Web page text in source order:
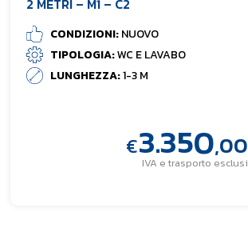
CONDIZIONI:NUOVO
TIPOLOGIA:WC E LAVABO
LUNGHEZZA:1-3 M
€3.350,00
IVA e trasporto esclusi